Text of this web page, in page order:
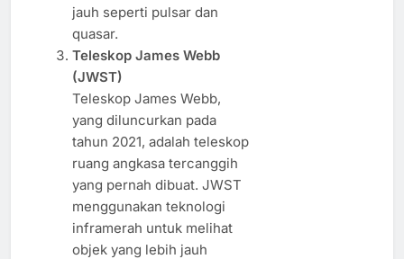
jauh seperti pulsar dan
quasar.
Teleskop James Webb
(JWST)
Teleskop James Webb,
yang diluncurkan pada
tahun 2021, adalah teleskop
ruang angkasa tercanggih
yang pernah dibuat. JWST
menggunakan teknologi
inframerah untuk melihat
objek yang lebih jauh